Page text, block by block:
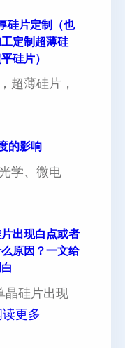
硅片定制（也
定制超薄硅
硅片）
超薄硅片，
的影响
学、微电
出现白点或者
原因？一文给
晶硅片出现
读更多